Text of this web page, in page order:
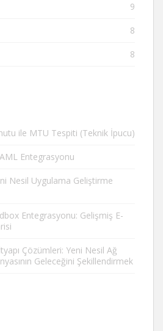
9
8
8
ile MTU Tespiti (Teknik İpucu)
Entegrasyonu
Nesil Uygulama Geliştirme
Entegrasyonu: Gelişmiş E-
Çözümleri: Yeni Nesil Ağ
Geleceğini Şekillendirmek